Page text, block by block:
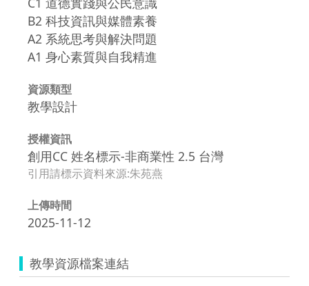
B2 科技資訊與媒體素養
A2 系統思考與解決問題
A1 身心素質與自我精進
資源類型
教學設計
授權資訊
創用CC 姓名標示-非商業性 2.5 台灣
引用請標示資料來源:朱苑燕
上傳時間
2025-11-12
教學資源檔案連結